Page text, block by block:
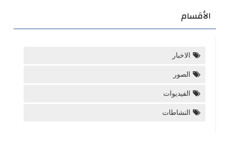
الأقسام
الاخبار
الصور
الفيديوات
النشاطات